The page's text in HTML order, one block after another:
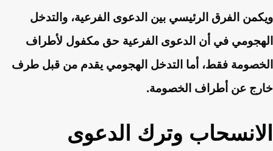
ويكمن الفرق الرئيسي بين الدعوى الفرعية، والتدخل
الهجومي في أن الدعوى الفرعية حق مكفول لأطراف
الخصومة فقط، أما التدخل الهجومي يقدم من قبل طرف
خارج عن أطراف الخصومة.
الانسحاب وترك الدعوى